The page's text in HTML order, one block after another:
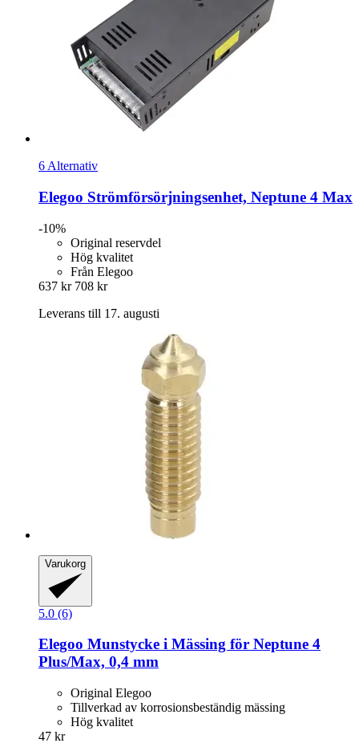
6 Alternativ
Elegoo Strömförsörjningsenhet, Neptune 4 Max
-10%
Original reservdel
Hög kvalitet
Från Elegoo
637 kr 708 kr
Leverans till 17. augusti
Varukorg
5.0 (6)
Elegoo Munstycke i Mässing för Neptune 4
Plus/Max, 0,4 mm
Original Elegoo
Tillverkad av korrosionsbeständig mässing
Hög kvalitet
47 kr